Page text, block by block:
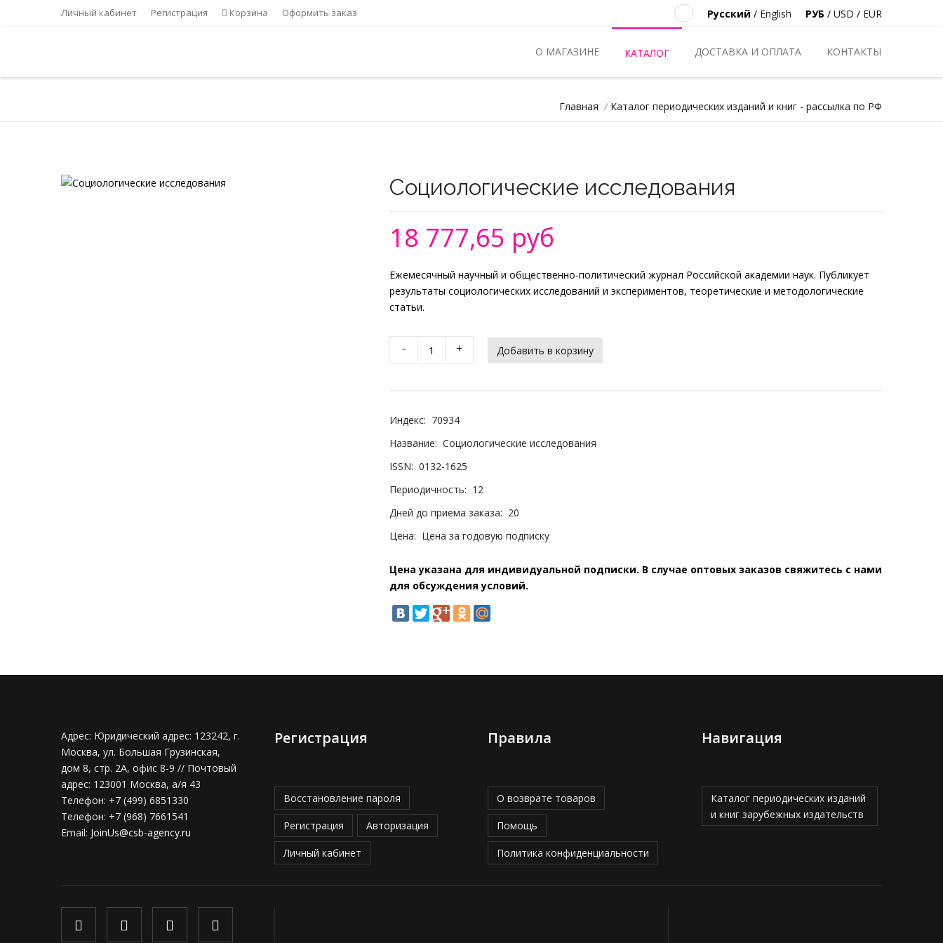
Личный кабинет Регистрация Корзина Оформить заказ РУБ / USD / EUR
Русский / English
О МАГАЗИНЕ КАТАЛОГ ДОСТАВКА И ОПЛАТА КОНТАКТЫ
Главная / Каталог периодических изданий и книг - рассылка по РФ
Социологические исследования
18 777,65 руб
Ежемесячный научный и общественно-политический журнал Российской академии наук. Публикует
результаты социологических исследований и экспериментов, теоретические и методологические
статьи.
- +
Индекс: 70934
Название: Социологические исследования
ISSN: 0132-1625
Периодичность: 12
Дней до приема заказа: 20
Цена: Цена за годовую подписку
Цена указана для индивидуальной подписки. В случае оптовых заказов свяжитесь с нами
для обсуждения условий.
Адрес: Юридический адрес: 123242, г.
Москва, ул. Большая Грузинская,
дом 8, стр. 2А, офис 8-9 // Почтовый
адрес: 123001 Москва, а/я 43
Телефон: +7 (499) 6851330
Телефон: +7 (968) 7661541
Email: JoinUs@csb-agency.ru
Регистрация
Восстановление пароля
Регистрация Авторизация
Личный кабинет
Правила
О возврате товаров
Помощь
Политика конфиденциальности
Навигация
Каталог периодических изданий
и книг зарубежных издательств